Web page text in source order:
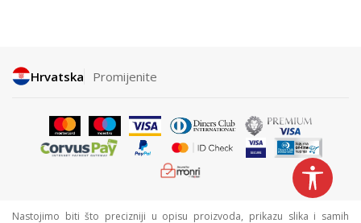
Hrvatska Promijenite
Nastojimo biti što precizniji u opisu proizvoda, prikazu slika i samih